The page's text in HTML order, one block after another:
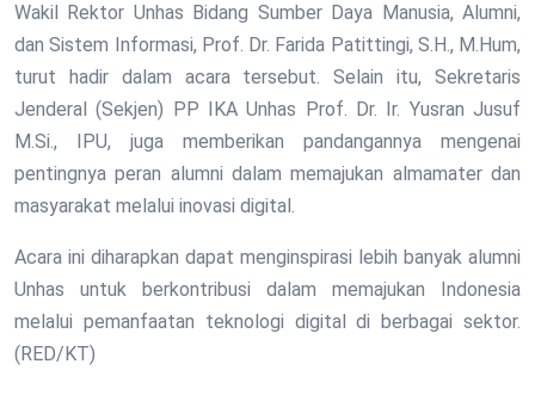
Wakil Rektor Unhas Bidang Sumber Daya Manusia, Alumni,
dan Sistem Informasi, Prof. Dr. Farida Patittingi, S.H., M.Hum,
turut hadir dalam acara tersebut. Selain itu, Sekretaris
Jenderal (Sekjen) PP IKA Unhas Prof. Dr. Ir. Yusran Jusuf
M.Si., IPU, juga memberikan pandangannya mengenai
pentingnya peran alumni dalam memajukan almamater dan
masyarakat melalui inovasi digital.
Acara ini diharapkan dapat menginspirasi lebih banyak alumni
Unhas untuk berkontribusi dalam memajukan Indonesia
melalui pemanfaatan teknologi digital di berbagai sektor.
(RED/KT)